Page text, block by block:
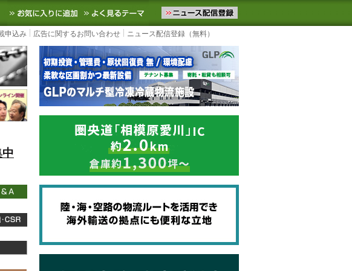
外の最新の物流ニュースをお届けします。物流ニュースメール配信を登録す
お気に入りに追加 よく見るテーマ
申込み 広告に関するお問い合わせ ニュース配信登録（無料）